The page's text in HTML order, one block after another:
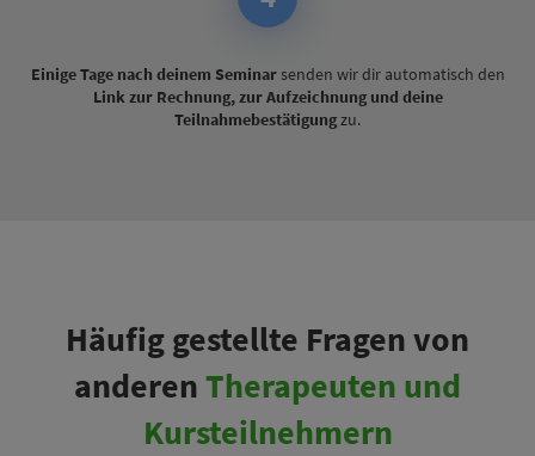
Einige Tage nach deinem Seminarsenden wir dir automatisch den
Link zur Rechnung, zur Aufzeichnung und deine
Teilnahmebestätigungzu.
Häufig gestellte Fragen von
anderenTherapeuten und
Kursteilnehmern